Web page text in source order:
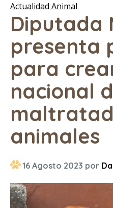
Actualidad Animal
Diputada
presenta
para
nacional
animales
16 Agosto 2023 por